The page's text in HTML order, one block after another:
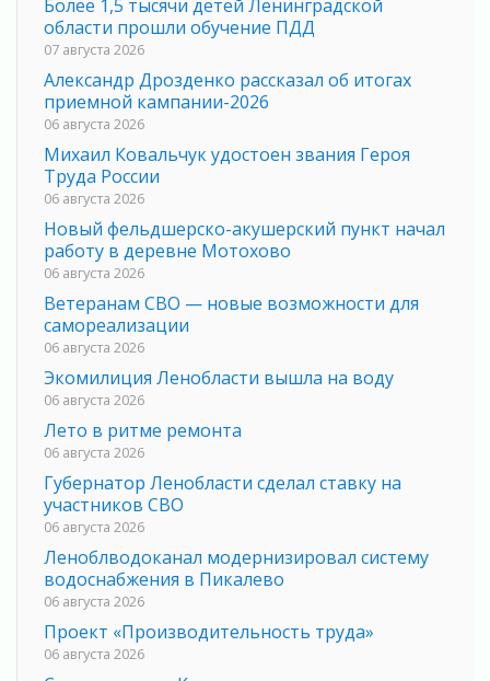
Более 1,5 тысячи детей Ленинградской
области прошли обучение ПДД
07 августа 2026
Александр Дрозденко рассказал об итогах
приемной кампании-2026
06 августа 2026
Михаил Ковальчук удостоен звания Героя
Труда России
06 августа 2026
Новый фельдшерско-акушерский пункт начал
работу в деревне Мотохово
06 августа 2026
Ветеранам СВО — новые возможности для
самореализации
06 августа 2026
Экомилиция Ленобласти вышла на воду
06 августа 2026
Лето в ритме ремонта
06 августа 2026
Губернатор Ленобласти сделал ставку на
участников СВО
06 августа 2026
Леноблводоканал модернизировал систему
водоснабжения в Пикалево
06 августа 2026
Проект «Производительность труда»
06 августа 2026